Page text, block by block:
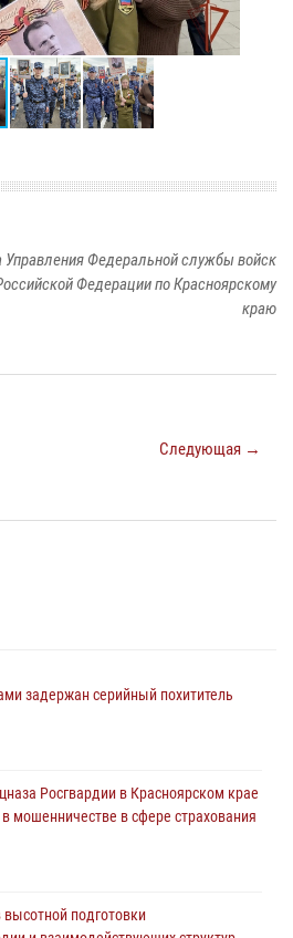
Федеральной службы войск
Федерации по Красноярскому
краю
Следующая →
задержан серийный похититель
Росгвардии в Красноярском крае
в сфере страхования
подготовки